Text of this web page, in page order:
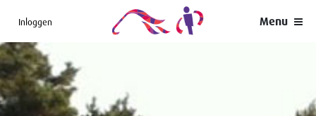
Menu
Inloggen